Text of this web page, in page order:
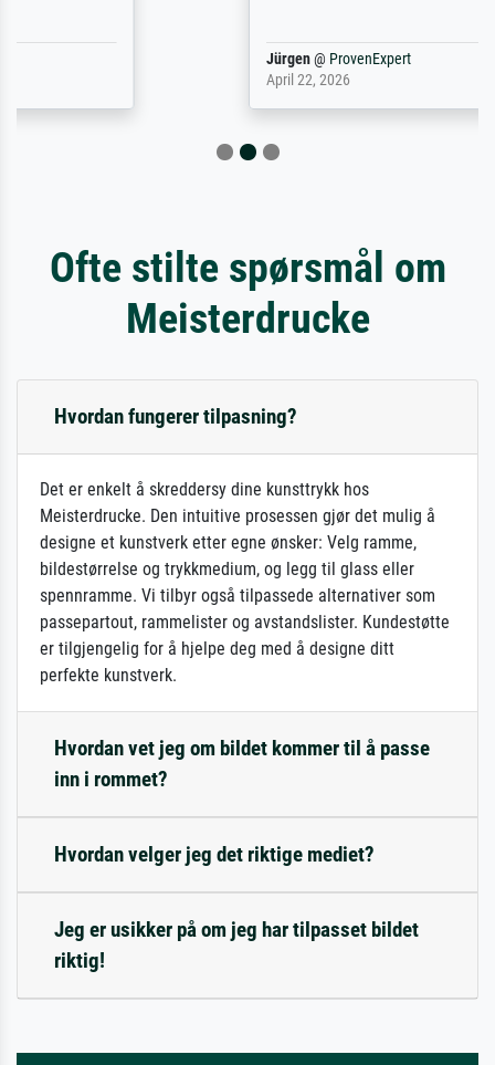
Ofte stilte spørsmål om
Meisterdrucke
Hvordan fungerer tilpasning?
Det er enkelt å skreddersy dine kunsttrykk hos
Meisterdrucke. Den intuitive prosessen gjør det mulig å
designe et kunstverk etter egne ønsker: Velg ramme,
bildestørrelse og trykkmedium, og legg til glass eller
spennramme. Vi tilbyr også tilpassede alternativer som
passepartout, rammelister og avstandslister. Kundestøtte
er tilgjengelig for å hjelpe deg med å designe ditt
perfekte kunstverk.
Hvordan vet jeg om bildet kommer til å passe
inn i rommet?
Hvordan velger jeg det riktige mediet?
Jeg er usikker på om jeg har tilpasset bildet
riktig!